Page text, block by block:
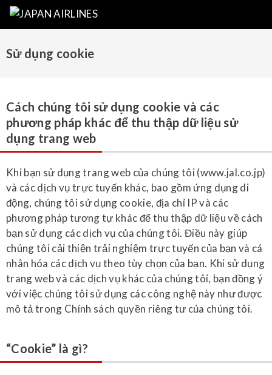
Sử dụng cookie
Cách chúng tôi sử dụng cookie và các
phương pháp khác để thu thập dữ liệu sử
dụng trang web
Khi bạn sử dụng trang web của chúng tôi (www.jal.co.jp)
và các dịch vụ trực tuyến khác, bao gồm ứng dụng di
động, chúng tôi sử dụng cookie, địa chỉ IP và các
phương pháp tương tự khác để thu thập dữ liệu về cách
bạn sử dụng các dịch vụ của chúng tôi. Điều này giúp
chúng tôi cải thiện trải nghiệm trực tuyến của bạn và cá
nhân hóa các dịch vụ theo tùy chọn của bạn. Khi sử dụng
trang web và các dịch vụ khác của chúng tôi, bạn đồng ý
với việc chúng tôi sử dụng các công nghệ này như được
mô tả trong Chính sách quyền riêng tư của chúng tôi.
“Cookie” là gì?